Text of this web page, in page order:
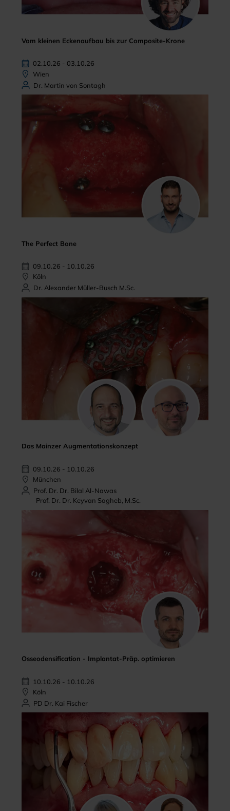
Vom kleinen Eckenaufbau bis zur Composite-Krone
02.10.26 - 03.10.26
Wien
Dr. Martin von Sontagh
The Perfect Bone
09.10.26 - 10.10.26
Köln
Dr. Alexander Müller-Busch M.Sc.
Das Mainzer Augmentationskonzept
09.10.26 - 10.10.26
München
Prof. Dr. Dr. Bilal Al-Nawas
Prof. Dr. Dr. Keyvan Sagheb, M.Sc.
Osseodensification - Implantat-Präp. optimieren
10.10.26 - 10.10.26
Köln
PD Dr. Kai Fischer